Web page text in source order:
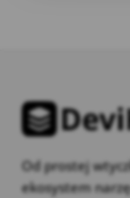
Od prostej
ekosystem